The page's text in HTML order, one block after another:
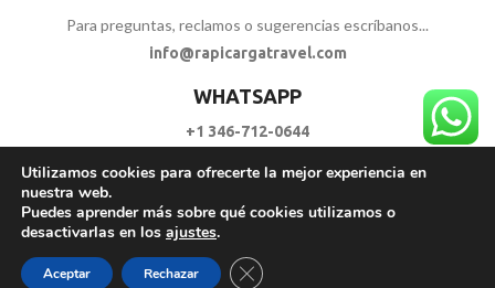
Para preguntas, reclamos o sugerencias escríbanos...
info@rapicargatravel.com
WHATSAPP
+1 346-712-0644
SIGUENOS
Utilizamos cookies para ofrecerte la mejor experiencia en
nuestra web.
Puedes aprender más sobre qué cookies utilizamos o
desactivarlas en los ajustes.
Aceptar Rechazar Cerrar el banner de cookies RGPD